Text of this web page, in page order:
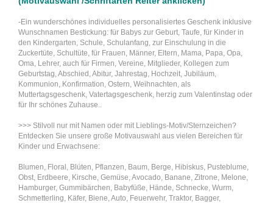
-Ein wunderschönes individuelles personalisiertes Geschenk inklusive
Wunschnamen Bestickung: für Babys zur Geburt, Taufe, für Kinder in
den Kindergarten, Schule, Schulanfang, zur Einschulung in die
Zuckertüte, Schultüte, für Frauen, Männer, Eltern, Mama, Papa, Opa,
Oma, Lehrer, auch für Firmen, Vereine, Mitglieder, Kollegen zum
Geburtstag, Abschied, Abitur, Jahrestag, Hochzeit, Jubiläum,
Kommunion, Konfirmation, Ostern, Weihnachten, als
Muttertagsgeschenk, Vatertagsgeschenk, herzig zum Valentinstag oder
für Ihr schönes Zuhause..
>>> Stilvoll nur mit Namen oder mit Lieblings-Motiv/Sternzeichen?
Entdecken Sie unsere große Motivauswahl aus vielen Bereichen für
Kinder und Erwachsene:
Blumen, Floral, Blüten, Pflanzen, Baum, Berge, Hibiskus, Pusteblume,
Obst, Erdbeere, Kirsche, Gemüse, Avocado, Banane, Zitrone, Melone,
Hamburger, Gummibärchen, Babyfüße, Hände, Schnecke, Wurm,
Schmetterling, Käfer, Biene, Auto, Feuerwehr, Traktor, Bagger,